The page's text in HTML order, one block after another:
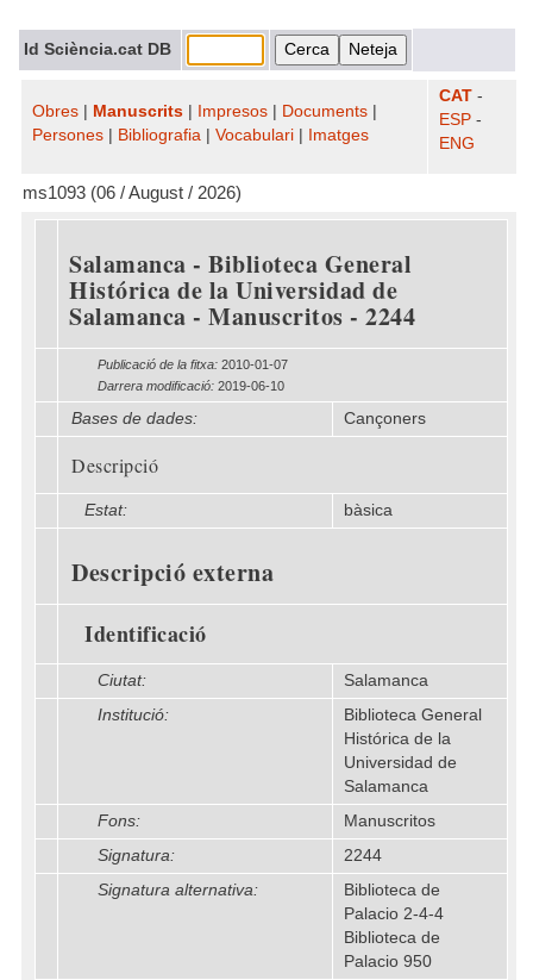
Id Sciència.cat DB
Obres Manuscrits Impresos Documents
Persones
Bibliografia Vocabulari Imatges
CAT -
ESP -
ENG
ms1093 (06 / August / 2026)
Salamanca - Biblioteca General
Histórica de la Universidad de
Salamanca - Manuscritos - 2244
Publicació de la fitxa: 2010-01-07
Darrera modificació: 2019-06-10
Bases de dades: Cançoners
Descripció
Estat: bàsica
Descripció externa
Identificació
Ciutat:
Salamanca
Institució:
Biblioteca General
Histórica de la
Universidad de
Salamanca
Fons:
Manuscritos
Signatura:
2244
Signatura alternativa:
Biblioteca de
Palacio 2-4-4
Biblioteca de
Palacio 950